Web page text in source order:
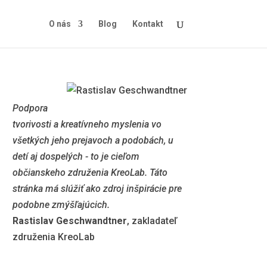
O nás Blog Kontakt
Podpora
tvorivosti a kreatívneho myslenia vo
všetkých jeho prejavoch a podobách, u
detí aj dospelých - to je cieľom
občianskeho združenia KreoLab. Táto
stránka má slúžiť ako zdroj inšpirácie pre
podobne zmýšľajúcich.
Rastislav Geschwandtner, zakladateľ
združenia KreoLab